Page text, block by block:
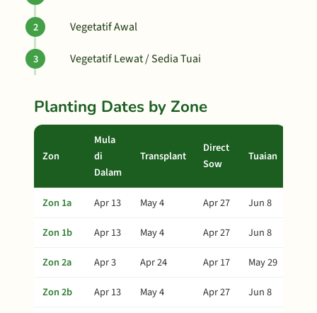
Vegetatif Awal
Vegetatif Lewat / Sedia Tuai
Planting Dates by Zone
Zon
Mula
di
Dalam
Transplant
Direct
Sow
Tuaian
Zon 1a Apr 13 May 4 Apr 27
Jun 8
Zon 1b
Apr 13 May 4 Apr 27
Jun 8
Zon 2a
Apr 3 Apr 24 Apr 17
May 29
Zon 2b
Apr 13 May 4 Apr 27
Jun 8